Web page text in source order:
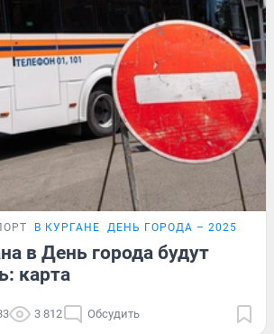
В КУРГАНЕ ДЕНЬ ГОРОДА – 2025
в День города будут
карта
3 812 Обсудить